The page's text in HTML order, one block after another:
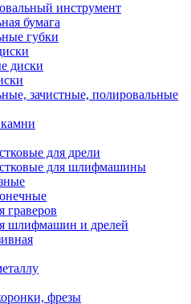
инструмент
бумага
губки
диски
зачистные, полировальные
для дрели
для шлифмашины
граверов
шлифмашин и дрелей